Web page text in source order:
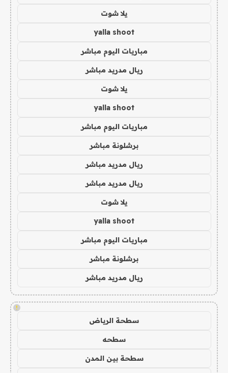
يلا شوت
yalla shoot
مباريات اليوم مباشر
ريال مدريد مباشر
يلا شوت
yalla shoot
مباريات اليوم مباشر
برشلونة مباشر
ريال مدريد مباشر
ريال مدريد مباشر
يلا شوت
yalla shoot
مباريات اليوم مباشر
برشلونة مباشر
ريال مدريد مباشر
!
سطحة الرياض
سطحه
سطحة بين المدن